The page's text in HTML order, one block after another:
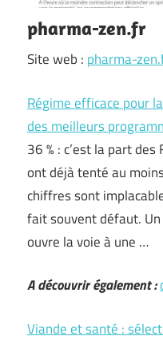
pharma-zen.fr
Site web : pharma-
Régime efficace pour
des meilleurs
36 % : c’est la part des
ont déjà tenté au
chiffres sont
fait souvent défaut.
ouvre la voie à une …
A découvrir également :
Viande et santé :